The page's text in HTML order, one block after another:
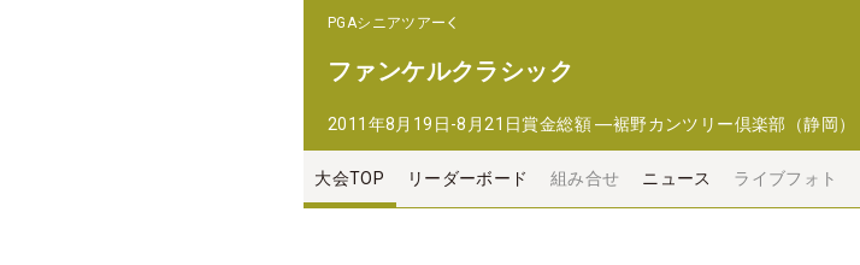
PGAシニアツアー
ファンケルクラシック
2011年8月19日-8月21日賞金総額 ―裾野カンツリー倶楽部（静岡）
大会TOP リーダーボード 組み合せ ニュース ライブフォト